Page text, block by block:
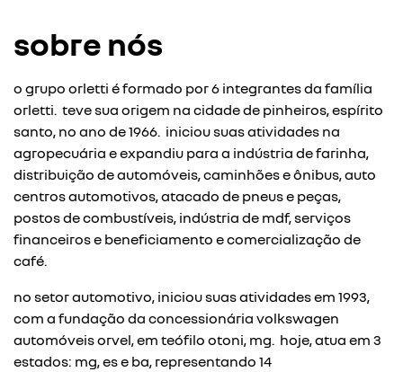
sobre nós
o grupo orletti é formado por 6 integrantes da família
orletti. teve sua origem na cidade de pinheiros, espírito
santo, no ano de 1966. iniciou suas atividades na
agropecuária e expandiu para a indústria de farinha,
distribuição de automóveis, caminhões e ônibus, auto
centros automotivos, atacado de pneus e peças,
postos de combustíveis, indústria de mdf, serviços
financeiros e beneficiamento e comercialização de
café.
no setor automotivo, iniciou suas atividades em 1993,
com a fundação da concessionária volkswagen
automóveis orvel, em teófilo otoni, mg. hoje, atua em 3
estados: mg, es e ba, representando 14